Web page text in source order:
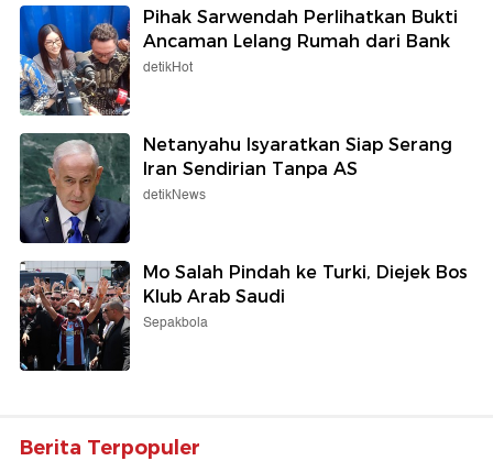
Pihak Sarwendah Perlihatkan Bukti
Ancaman Lelang Rumah dari Bank
detikHot
Netanyahu Isyaratkan Siap Serang
Iran Sendirian Tanpa AS
detikNews
Mo Salah Pindah ke Turki, Diejek Bos
Klub Arab Saudi
Sepakbola
Berita Terpopuler